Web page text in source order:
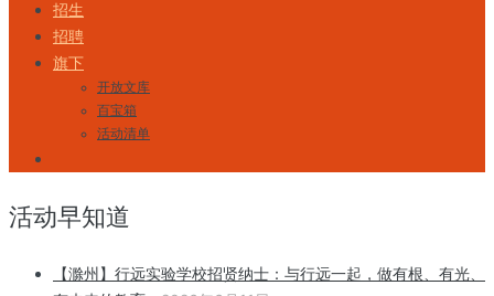
招生
招聘
旗下
开放文库
百宝箱
活动清单
活动早知道
【滁州】行远实验学校招贤纳士：与行远一起，做有根、有光、